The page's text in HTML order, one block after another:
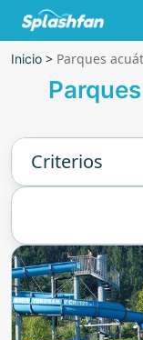
Inicio > Parques
Criterios